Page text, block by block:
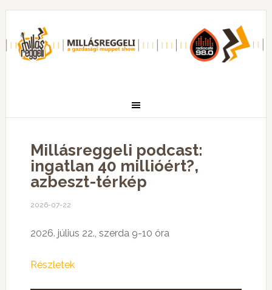
Millásreggeli podcast:
ingatlan 40 millióért?,
azbeszt-térkép
2026-07-22
2026. július 22., szerda 9-10 óra
Részletek